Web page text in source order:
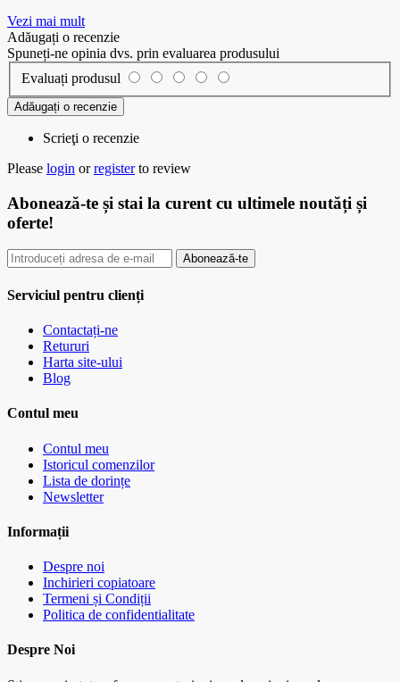
Vezi mai mult
Adăugați o recenzie
Spuneți-ne opinia dvs. prin evaluarea produsului
Evaluați produsul
Adăugați o recenzie
Scrieţi o recenzie
Please login orregisterto review
Abonează-te și stai la curent cu ultimele noutăți și
oferte!
Abonează-te
Serviciul pentru clienți
Contactați-ne
Retururi
Harta site-ului
Blog
Contul meu
Contul meu
Istoricul comenzilor
Lista de dorințe
Newsletter
Informații
Despre noi
Inchirieri copiatoare
Termeni și Condiții
Politica de confidentialitate
Despre Noi